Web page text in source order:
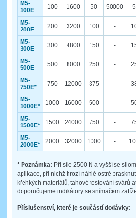
M5-
100E
100 1600 50 50000
M5-
200E
200 3200 100 -
M5-
300E
300 4800 150 -
M5-
500E
500 8000 250 -
M5-
750E*
750 12000 375 -
M5-
1000E*
1000 16000 500 -
M5-
1500E*
1500 24000 750 -
M5-
2000E*
2000 32000 1000 -
* Poznámka: Při síle 2500 N a vyšší se
aplikace, při nichž hrozí náhlé ostré
křehkých materiálů, tahové testování svárů
doporučujeme indikátory se snímačem
Příslušenství, které je součástí dodávky: